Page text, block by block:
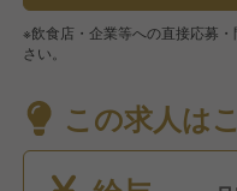
※飲食店・企業等への直接応募
さい。
この求人は